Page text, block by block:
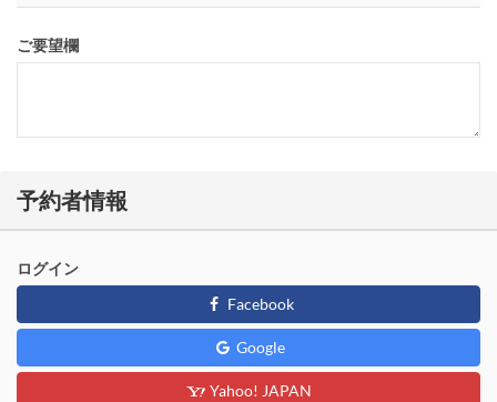
ご要望欄
予約者情報
ログイン
Facebook
Google
Yahoo! JAPAN